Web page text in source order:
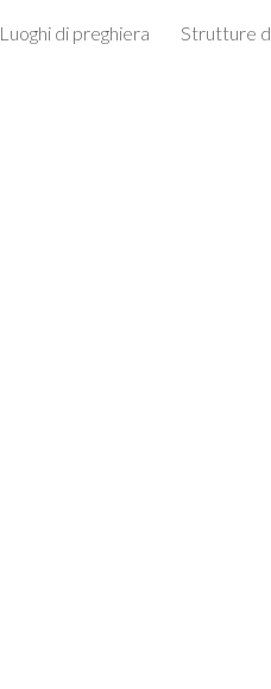
Skip to navigation
Luoghi di preghiera Strutture